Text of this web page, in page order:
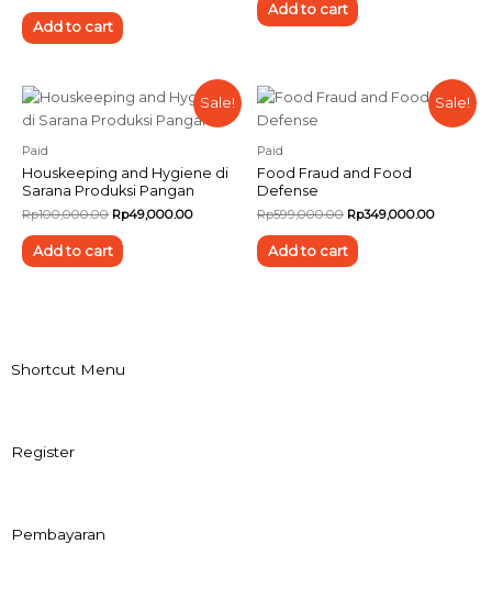
Add to cart
Add to cart
Sale!
Paid
Houskeeping and Hygiene di
Sarana Produksi Pangan
Rp100,000.00 Rp49,000.00
Add to cart
Sale!
Paid
Food Fraud and Food
Defense
Rp599,000.00 Rp349,000.00
Add to cart
Shortcut Menu
Register
Pembayaran